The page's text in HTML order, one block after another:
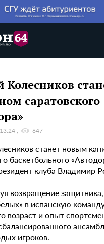
Колесников
саратовского
647
станет новым
баскетбольного
клуба Владимир
возвращение
в испанскую
возраст и опыт
игроков.